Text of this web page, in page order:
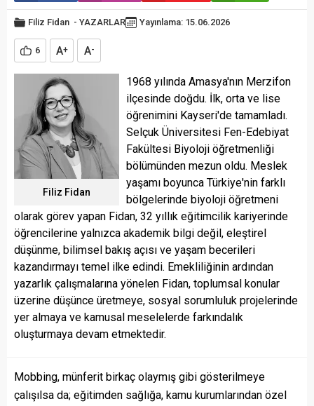
Filiz Fidan - YAZARLAR Yayınlama: 15.06.2026
6 A+ A-
Filiz Fidan
1968 yılında Amasya'nın Merzifon
ilçesinde doğdu. İlk, orta ve lise
öğrenimini Kayseri'de tamamladı.
Selçuk Üniversitesi Fen-Edebiyat
Fakültesi Biyoloji öğretmenliği
bölümünden mezun oldu. Meslek
yaşamı boyunca Türkiye'nin farklı
bölgelerinde biyoloji öğretmeni
olarak görev yapan Fidan, 32 yıllık eğitimcilik kariyerinde
öğrencilerine yalnızca akademik bilgi değil, eleştirel
düşünme, bilimsel bakış açısı ve yaşam becerileri
kazandırmayı temel ilke edindi. Emekliliğinin ardından
yazarlık çalışmalarına yönelen Fidan, toplumsal konular
üzerine düşünce üretmeye, sosyal sorumluluk projelerinde
yer almaya ve kamusal meselelerde farkındalık
oluşturmaya devam etmektedir.
Mobbing, münferit birkaç olaymış gibi gösterilmeye
çalışılsa da; eğitimden sağlığa, kamu kurumlarından özel